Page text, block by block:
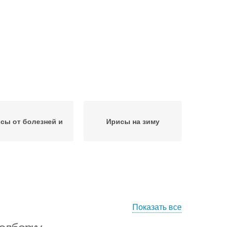
от болезней и Ирисы на зиму
Показать все